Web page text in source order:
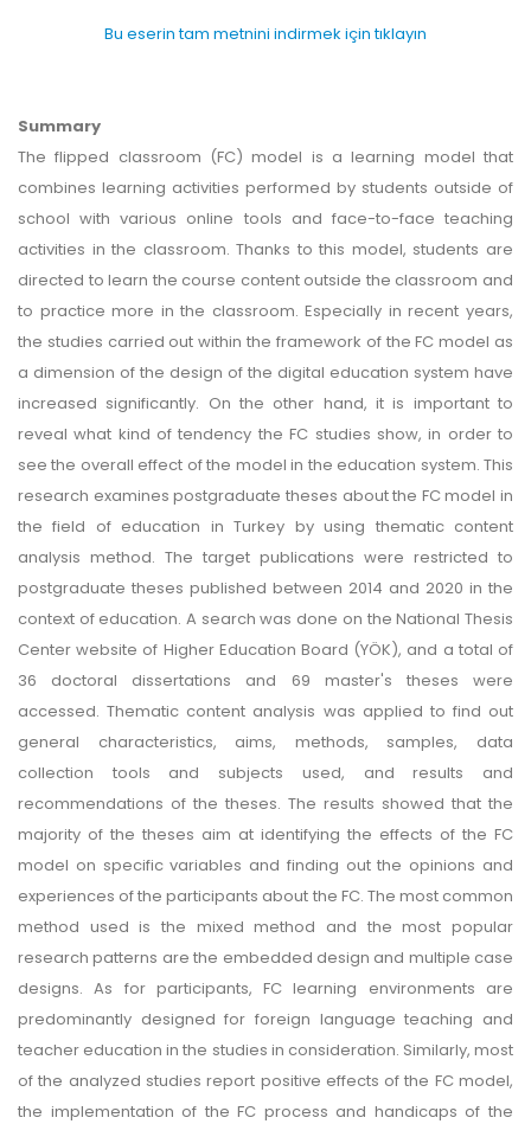
Bu eserin tam metnini indirmek için tıklayın
Summary
The flipped classroom (FC) model is a learning model that
combines learning activities performed by students outside of
school with various online tools and face-to-face teaching
activities in the classroom. Thanks to this model, students are
directed to learn the course content outside the classroom and
to practice more in the classroom. Especially in recent years,
the studies carried out within the framework of the FC model as
a dimension of the design of the digital education system have
increased significantly. On the other hand, it is important to
reveal what kind of tendency the FC studies show, in order to
see the overall effect of the model in the education system. This
research examines postgraduate theses about the FC model in
the field of education in Turkey by using thematic content
analysis method. The target publications were restricted to
postgraduate theses published between 2014 and 2020 in the
context of education. A search was done on the National Thesis
Center website of Higher Education Board (YÖK), and a total of
36 doctoral dissertations and 69 master's theses were
accessed. Thematic content analysis was applied to find out
general characteristics, aims, methods, samples, data
collection tools and subjects used, and results and
recommendations of the theses. The results showed that the
majority of the theses aim at identifying the effects of the FC
model on specific variables and finding out the opinions and
experiences of the participants about the FC. The most common
method used is the mixed method and the most popular
research patterns are the embedded design and multiple case
designs. As for participants, FC learning environments are
predominantly designed for foreign language teaching and
teacher education in the studies in consideration. Similarly, most
of the analyzed studies report positive effects of the FC model,
the implementation of the FC process and handicaps of the